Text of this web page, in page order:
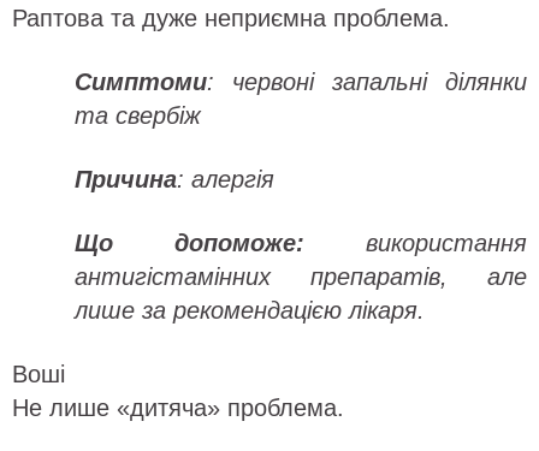
Раптова та дуже неприємна проблема.
Симптоми: червоні запальні ділянки
та свербіж
Причина: алергія
Що допоможе: використання
антигістамінних препаратів, але
лише за рекомендацією лікаря.
Воші
Не лише «дитяча» проблема.